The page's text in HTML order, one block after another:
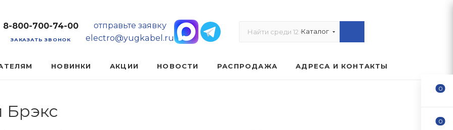
8-800-700-74-00
ЗАКАЗАТЬ ЗВОНОК
отправьте заявку
electro@yugkabel.ru
Каталог
НОВИНКИ АКЦИИ НОВОСТИ РАСПРОДАЖА АДРЕСА И КОНТАКТЫ
Брэкс
0
0